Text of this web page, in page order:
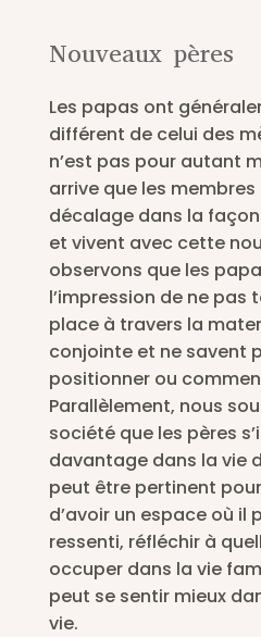
Nouveaux pères
Les papas ont
différent de celui des
n’est pas pour autant
arrive que les
décalage dans la
et vivent avec cette
observons que les
l’impression de ne pas
place à travers la
conjointe et ne savent
positionner ou
Parallèlement, nous
société que les pères
davantage dans la vie
peut être pertinent
d’avoir un espace où il
ressenti, réfléchir à
occuper dans la vie
peut se sentir mieux
vie.